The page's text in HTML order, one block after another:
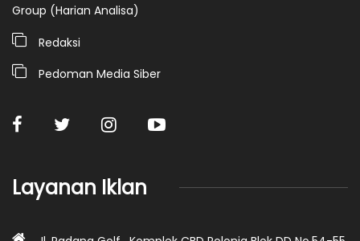
Group (Harian Analisa)
Redaksi
Pedoman Media Siber
Layanan Iklan